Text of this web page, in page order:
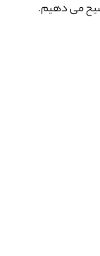
می دهیم.